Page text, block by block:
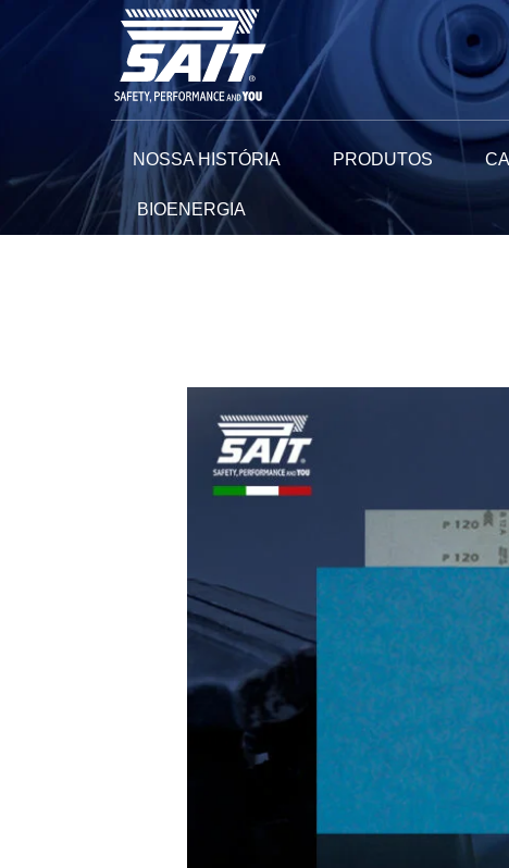
NOSSA HISTÓRIA PRODUTOS
BIOENERGIA